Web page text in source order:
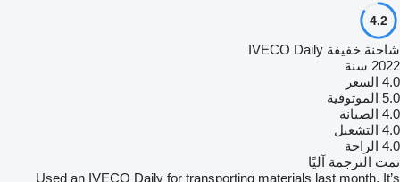
4.2
شاحنة خفيفة IVECO Daily
2022 سنة
4.0 السعر
5.0 الموثوقية
4.0 الصيانة
4.0 التشغيل
4.0 الراحة
تمت الترجمة آليًا
Used an IVECO Daily for transporting materials last month. It’s